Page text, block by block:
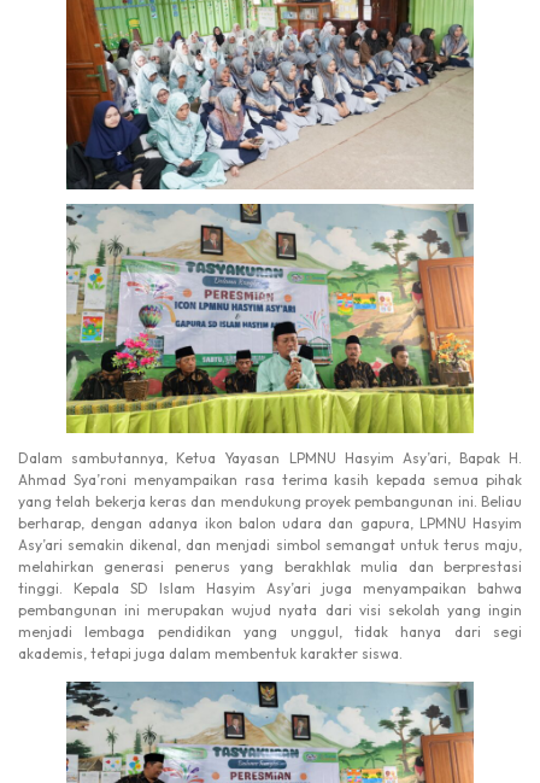
Dalam sambutannya, Ketua Yayasan LPMNU Hasyim Asy’ari, Bapak H.
Ahmad Sya’roni menyampaikan rasa terima kasih kepada semua pihak
yang telah bekerja keras dan mendukung proyek pembangunan ini. Beliau
berharap, dengan adanya ikon balon udara dan gapura, LPMNU Hasyim
Asy’ari semakin dikenal, dan menjadi simbol semangat untuk terus maju,
melahirkan generasi penerus yang berakhlak mulia dan berprestasi
tinggi. Kepala SD Islam Hasyim Asy’ari juga menyampaikan bahwa
pembangunan ini merupakan wujud nyata dari visi sekolah yang ingin
menjadi lembaga pendidikan yang unggul, tidak hanya dari segi
akademis, tetapi juga dalam membentuk karakter siswa.